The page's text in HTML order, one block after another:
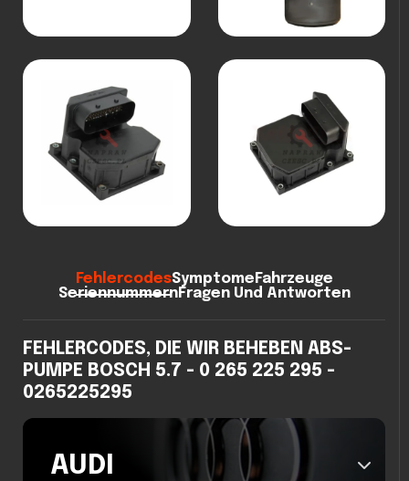
FehlercodesSymptome Fahrzeuge
SeriennummernFragen Und Antworten
FEHLERCODES, DIE WIR BEHEBEN ABS-
PUMPE BOSCH 5.7 - 0 265 225 295 -
0265225295
AUDI